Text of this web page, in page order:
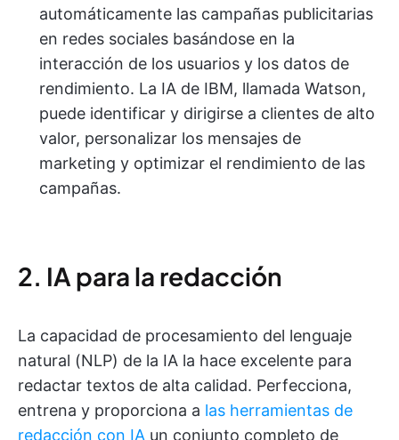
automáticamente las campañas publicitarias
en redes sociales basándose en la
interacción de los usuarios y los datos de
rendimiento. La IA de IBM, llamada Watson,
puede identificar y dirigirse a clientes de alto
valor, personalizar los mensajes de
marketing y optimizar el rendimiento de las
campañas.
2. IA para la redacción
La capacidad de procesamiento del lenguaje
natural (NLP) de la IA la hace excelente para
redactar textos de alta calidad. Perfecciona,
entrena y proporciona a las herramientas de
redacción con IA un conjunto completo de